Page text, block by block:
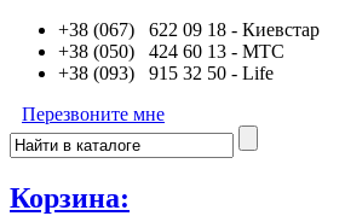
+38 (067) 622 09 18 - Киевстар
+38 (050) 424 60 13 - MTC
+38 (093) 915 32 50 - Life
Перезвоните мне
Корзина: